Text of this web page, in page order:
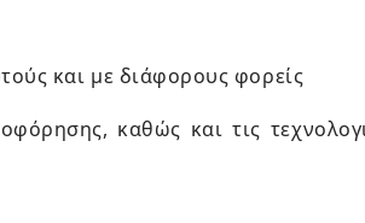
και με διάφορους φορείς
καθώς και τις